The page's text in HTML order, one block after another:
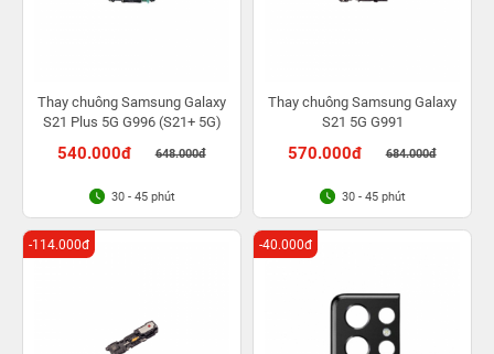
Thay chuông Samsung Galaxy
S21 Plus 5G G996 (S21+ 5G)
540.000đ 648.000đ
30 - 45 phút
Thay chuông Samsung Galaxy
S21 5G G991
570.000đ 684.000đ
30 - 45 phút
-114.000đ -40.000đ